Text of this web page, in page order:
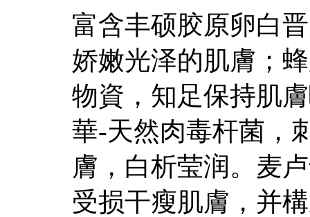
富含丰硕胶原卵白
娇嫩光泽的肌膚；
物資，知足保持肌
華-天然肉毒杆菌，
膚，白析莹润。麦
受损干瘦肌膚，并